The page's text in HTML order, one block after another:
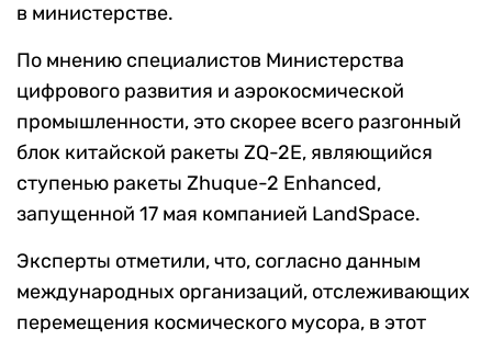
в министерстве.
По мнению специалистов Министерства
цифрового развития и аэрокосмической
промышленности, это скорее всего разгонный
блок китайской ракеты ZQ-2E, являющийся
ступенью ракеты Zhuque-2 Enhanced,
запущенной 17 мая компанией LandSpace.
Эксперты отметили, что, согласно данным
международных организаций, отслеживающих
перемещения космического мусора, в этот